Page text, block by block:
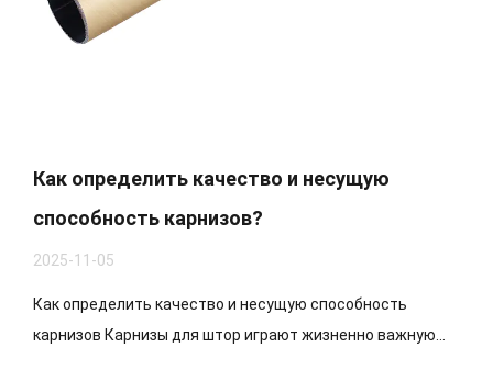
Как определить качество и несущую
способность карнизов?
2025-11-05
Как определить качество и несущую способность
карнизов Карнизы для штор играют жизненно важную...